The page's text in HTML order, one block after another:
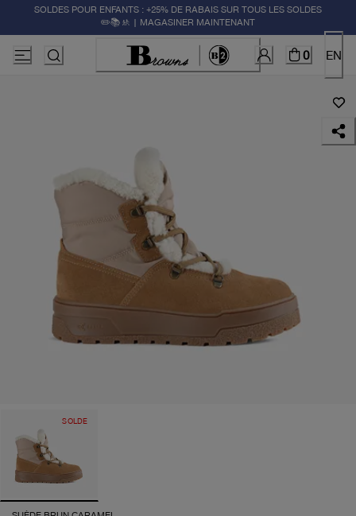
SOLDES POUR ENFANTS : +25% DE RABAIS SUR TOUS LES SOLDES
✏️📚🚸 | MAGASINER MAINTENANT
0 EN
SOLDE